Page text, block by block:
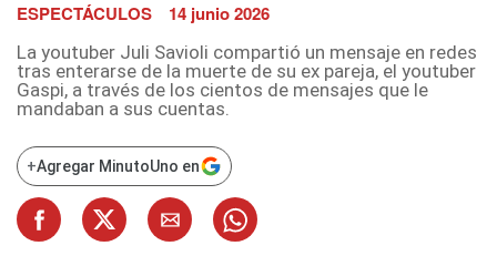
ESPECTÁCULOS 14 junio 2026
La youtuber Juli Savioli compartió un mensaje en redes
tras enterarse de la muerte de su ex pareja, el youtuber
Gaspi, a través de los cientos de mensajes que le
mandaban a sus cuentas.
+Agregar MinutoUno en